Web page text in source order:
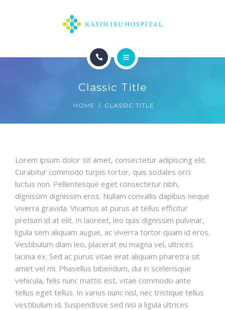
Classic Title
HOME CLASSIC TITLE
Lorem ipsum dolor sit amet, consectetur adipiscing elit.
Curabitur commodo turpis tortor, quis sodales orci
luctus non. Pellentesque eget consectetur nibh,
dignissim dignissim eros. Nullam convallis dapibus neque
viverra gravida. Vivamus at purus at tellus efficitur
pretium id at elit. In laoreet, leo quis dignissim pulvinar,
ligula sem aliquam augue, ac viverra tortor quam id eros.
Vestibulum diam leo, placerat eu magna vel, ultrices
lacinia ex. Sed ac purus vitae erat aliquam pharetra sit
amet vel mi. Phasellus bibendum, dui in scelerisque
vehicula, felis nunc mattis est, vitae commodo ante
tellus eget tellus. In varius nunc nisl, nec tristique tellus
vestibulum id. Suspendisse sed nisi a ligula ultrices